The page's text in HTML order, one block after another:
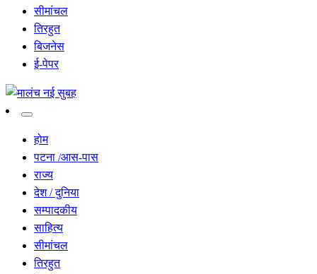
सीमांचल
तिरहुत
बिजनेस
ई-पेपर
मालंच नई सुबह
होम
पटना /आस-पास
राज्य
देश / दुनिया
सम्पादकीय
साहित्य
सीमांचल
तिरहुत